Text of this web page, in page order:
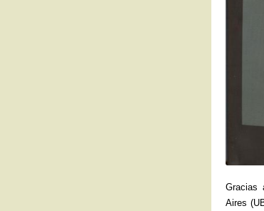
Gracias
Aires